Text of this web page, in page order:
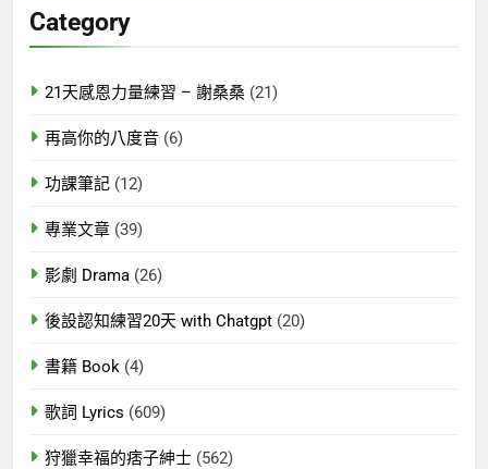
字:
Category
21天感恩力量練習 – 謝桑桑 (21)
再高你的八度音 (6)
功課筆記 (12)
專業文章 (39)
影劇 Drama (26)
後設認知練習20天 with Chatgpt (20)
書籍 Book (4)
歌詞 Lyrics (609)
狩獵幸福的痞子紳士 (562)